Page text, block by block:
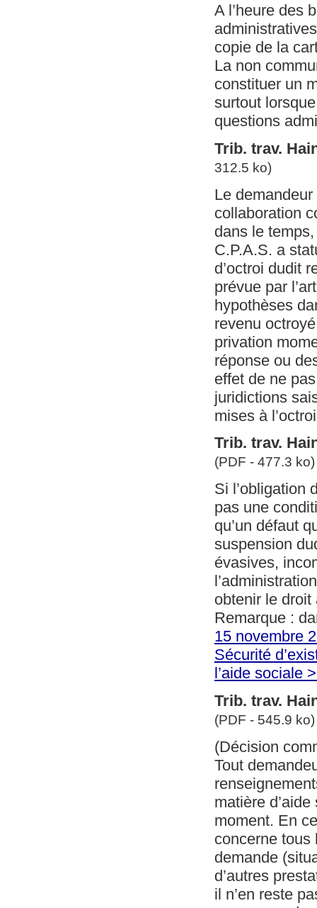
A l’heure des
copie de la
La non
constituer un
surtout
questions
Trib. trav.
312.5 ko)
Le demandeur
collaboration
dans le
C.P.A.S. a
d’octroi dudit
prévue par
hypothèses
revenu
privation
réponse ou
effet de ne
juridictions
mises à
Trib. trav.
(PDF - 477.3 ko)
Si l’obligation
pas une
qu’un défaut
suspension
évasives,
obtenir le droit
Remarque :
15 novembre
Sécurité
l’aide sociale
Trib. trav.
(PDF - 545.9 ko)
(Décision
Tout
matière
moment. En
concerne tous
demande
d’autres
il n’en reste